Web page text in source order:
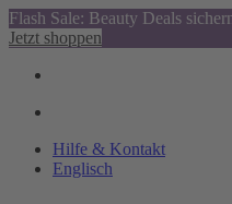
Flash Sale: Beauty Deals
Jetzt shoppen
Hilfe & Kontakt
Englisch